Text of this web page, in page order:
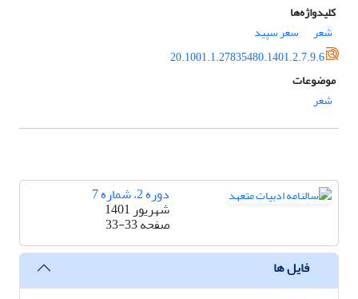
کلیدواژه‌ها
شعر
سعر سپید
20.1001.1.27835480.1401.2.7.9.6
موضوعات
شعر
دوره 2، شماره 7
شهریور 1401
صفحه33-33
فایل ها